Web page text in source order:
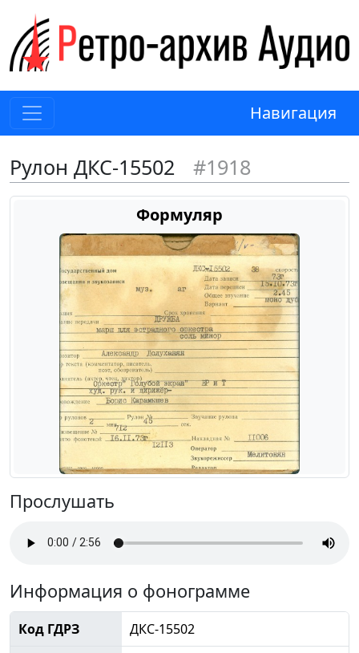
Навигация
Рулон ДКС-15502 #1918
Формуляр
Прослушать
Информация о фонограмме
Код ГДРЗ
ДКС-15502